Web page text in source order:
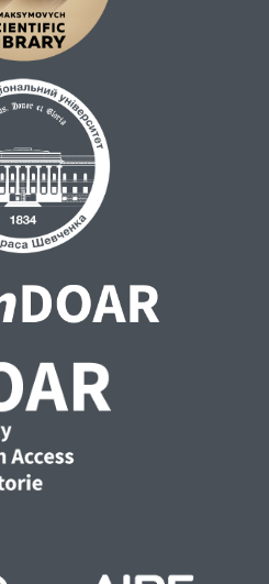
для розвитку
взаємодії з
впровадження
є життєве важливим
Угоди про асоціацію
Союзом,
1 вересня 2017 року і
координації в
Аналізується
ЄС в Латвії та інших
оскільки отримані
впровадження
на національному
Розглядаються
рекомендації щодо
допомоги ЄС
адміністративних
слова:
про асоціацію,